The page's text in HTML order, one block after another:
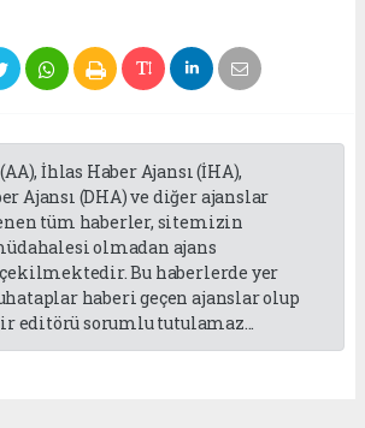
İhlas Haber Ajansı (İHA),
Ajansı (DHA) ve diğer ajanslar
tüm haberler, sitemizin
olmadan ajans
Bu haberlerde yer
haberi geçen ajanslar olup
editörü sorumlu tutulamaz...